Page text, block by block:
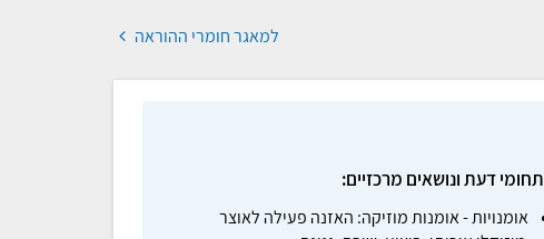
למאגר חומרי ההוראה
תחומי דעת ונושאים מרכזיים:
אומנויות - אומנות מוזיקה: האזנה פעילה לאוצר